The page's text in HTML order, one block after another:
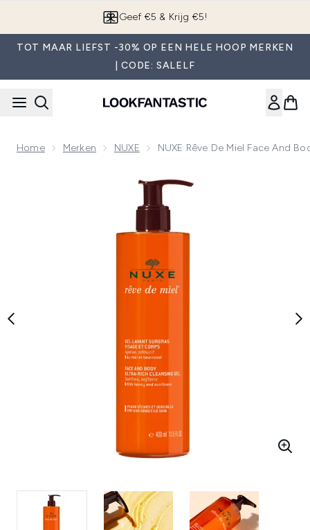
App downloaden
TOT MAAR LIEFST -30% OP EEN HELE HOOP MERKEN
| CODE: SALELF
Home Merken NUXE NUXE Rêve De Miel Face And